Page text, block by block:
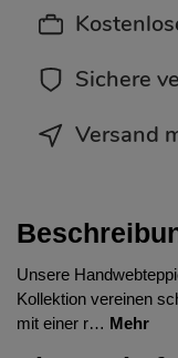
Sichere
Versand
Unsere
Kollektion vereinen
mit einer r… Mehr